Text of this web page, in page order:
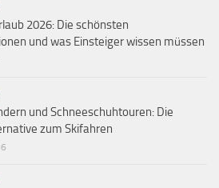
2026: Die schönsten
und was Einsteiger wissen müssen
und Schneeschuhtouren: Die
zum Skifahren